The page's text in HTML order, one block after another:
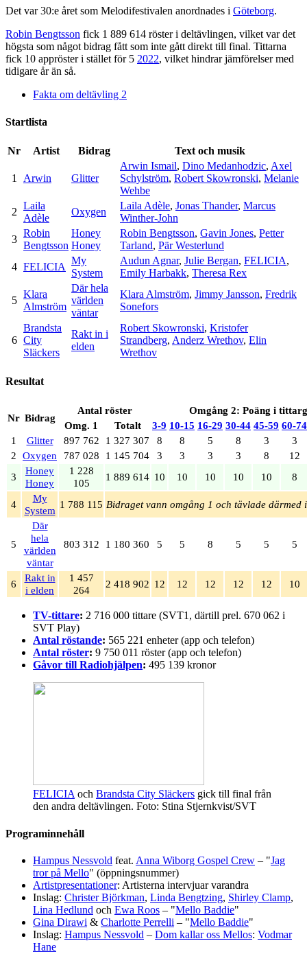
Det var 30:e året som Melodifestivalen anordnades i Göteborg.
Robin Bengtsson fick 1 889 614 röster i deltävlingen, vilket var det
högsta som något bidrag fått som inte gått direkt till final. Tittarna
fick 10 appröster i stället för 5 2022, vilket hindrar jämförelser med
tidigare år än så.
Fakta om deltävling 2
Startlista
Nr Artist Bidrag Text och musik
1 Arwin Glitter
Arwin Ismail, Dino Medanhodzic, Axel
Schylström, Robert Skowronski, Melanie
Wehbe
2
Laila
Adèle
Oxygen
Laila Adèle, Jonas Thander, Marcus
Winther-John
3
Robin
Bengtsson
Honey
Honey
Robin Bengtsson, Gavin Jones, Petter
Tarland, Pär Westerlund
4 FELICIA
My
System
Audun Agnar, Julie Bergan, FELICIA,
Emily Harbakk, Theresa Rex
5
Klara
Almström
Där hela
världen
väntar
Klara Almström, Jimmy Jansson, Fredrik
Sonefors
6
Brandsta
City
Släckers
Rakt in i
elden
Robert Skowronski, Kristofer
Strandberg, Anderz Wrethov, Elin
Wrethov
Resultat
Nr Bidrag
Antal röster
Omgång 2: Poäng i
Omg. 1
Totalt 3‑9 10‑15 16‑29 30‑44 45‑59 60‑74
1
Glitter 897 762 1 327 307 8 8 5 8 3
3
2 Oxygen 787 028 1 145 704 3 3 3 3 8
12
3
Honey
Honey
1 228
105
1 889 614 10 10 10 10 10 8
4
My
System
1 788 115 Bidraget vann omgång 1 och tävlade därmed
5
Där
hela
världen
väntar
803 312 1 180 360 5 5 8 5 5 5
6
Rakt in
i elden
1 457
264
2 418 902 12 12 12 12 12 10
TV-tittare: 2 716 000 tittare (SVT1, därtill prel. 670 062 i
SVT Play)
Antal röstande: 565 221 enheter (app och telefon)
Antal röster: 9 750 011 röster (app och telefon)
Gåvor till Radiohjälpen: 495 139 kronor
FELICIAoch Brandsta City Släckers gick till final från
den andra deltävlingen. Foto: Stina Stjernkvist/SVT
Programinnehåll
Hampus Nessvold feat. Anna Wiborg Gospel Crew – "Jag
tror på Mello" (öppningsnummer)
Artistpresentationer: Artisterna intervjuar varandra
Inslag: Christer Björkman, Linda Bengtzing, Shirley Clamp,
Lina Hedlund och Ewa Roos – "Mello Baddie"
Gina Dirawi & Charlotte Perrelli – "Mello Baddie"
Inslag: Hampus Nessvold – Dom kallar oss Mellos: Vodmar
Hane